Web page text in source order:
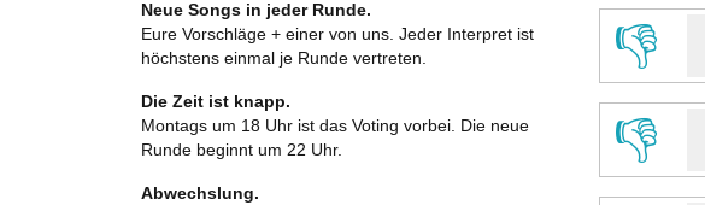
👎
👎
Neue Songs in jeder Runde.
Eure Vorschläge + einer von uns. Jeder Interpret ist
höchstens einmal je Runde vertreten.
Die Zeit ist knapp.
Montags um 18 Uhr ist das Voting vorbei. Die neue
Runde beginnt um 22 Uhr.
Abwechslung.